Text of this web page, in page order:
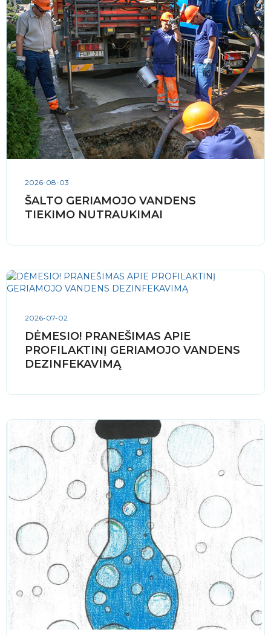
2026-08-03
ŠALTO GERIAMOJO VANDENS
TIEKIMO NUTRAUKIMAI
2026-07-02
DĖMESIO! PRANEŠIMAS APIE
PROFILAKTINĮ GERIAMOJO VANDENS
DEZINFEKAVIMĄ